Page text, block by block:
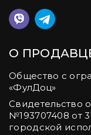
О
Общество с
«ФулДоц»
Свидетельство
№‎193707408 от
городской